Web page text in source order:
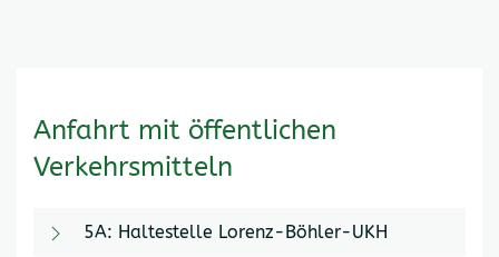
Anfahrt mit öffentlichen
Verkehrsmitteln
5A: Haltestelle Lorenz-Böhler-UKH